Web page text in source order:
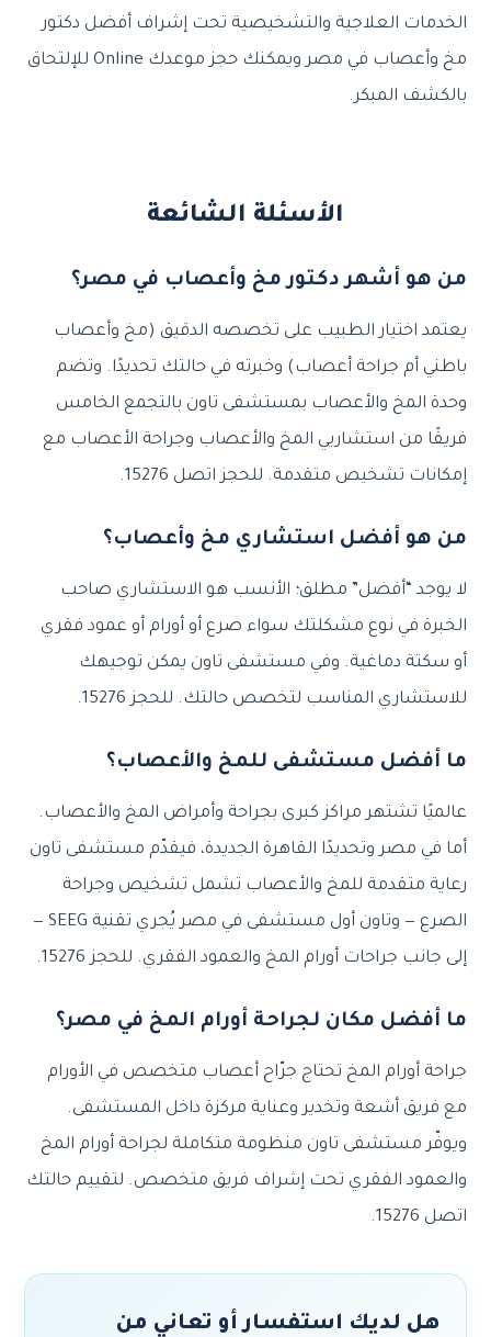
الخدمات العلاجية والتشخيصية تحت إشراف أفضل دكتور
مخ وأعصاب في مصر ويمكنك حجز موعدك Online للإلتحاق
بالكشف المبكر.
الأسئلة الشائعة
من هو أشهر دكتور مخ وأعصاب في مصر؟
يعتمد اختيار الطبيب على تخصصه الدقيق (مخ وأعصاب
باطني أم جراحة أعصاب) وخبرته في حالتك تحديدًا. وتضم
وحدة المخ والأعصاب بمستشفى تاون بالتجمع الخامس
فريقًا من استشاريي المخ والأعصاب وجراحة الأعصاب مع
إمكانات تشخيص متقدمة. للحجز اتصل 15276.
من هو أفضل استشاري مخ وأعصاب؟
لا يوجد “أفضل” مطلق؛ الأنسب هو الاستشاري صاحب
الخبرة في نوع مشكلتك سواء صرع أو أورام أو عمود فقري
أو سكتة دماغية. وفي مستشفى تاون يمكن توجيهك
للاستشاري المناسب لتخصص حالتك. للحجز 15276.
ما أفضل مستشفى للمخ والأعصاب؟
عالميًا تشتهر مراكز كبرى بجراحة وأمراض المخ والأعصاب.
أما في مصر وتحديدًا القاهرة الجديدة، فيقدّم مستشفى تاون
رعاية متقدمة للمخ والأعصاب تشمل تشخيص وجراحة
الصرع — وتاون أول مستشفى في مصر يُجري تقنية SEEG —
إلى جانب جراحات أورام المخ والعمود الفقري. للحجز 15276.
ما أفضل مكان لجراحة أورام المخ في مصر؟
جراحة أورام المخ تحتاج جرّاح أعصاب متخصص في الأورام
مع فريق أشعة وتخدير وعناية مركزة داخل المستشفى.
ويوفّر مستشفى تاون منظومة متكاملة لجراحة أورام المخ
والعمود الفقري تحت إشراف فريق متخصص. لتقييم حالتك
اتصل 15276.
هل لديك استفسار أو تعاني من